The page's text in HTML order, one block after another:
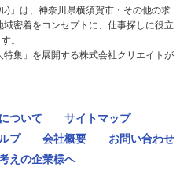
)」は、神奈川県横須賀市・その他の求
密着をコンセプトに、仕事探しに役立
。
集」を展開する株式会社クリエイトが
ついて
サイトマップ
プ 会社概要
お問い合わせ
えの企業様へ